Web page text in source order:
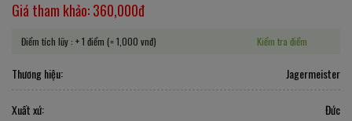
Giá tham khảo:360,000đ
Điểm tích lũy : + 1 điểm (= 1,000 vnđ) Kiểm tra điểm
Thương hiệu: Jagermeister
Xuất xứ: Đức